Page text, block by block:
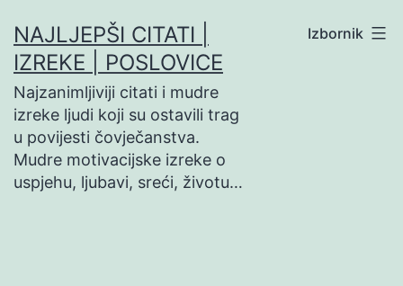
na
sadržaj
NAJLJEPŠI CITATI |
IZREKE | POSLOVICE
Najzanimljiviji citati i mudre
izreke ljudi koji su ostavili trag
u povijesti čovječanstva.
Mudre motivacijske izreke o
uspjehu, ljubavi, sreći, životu…
Izbornik